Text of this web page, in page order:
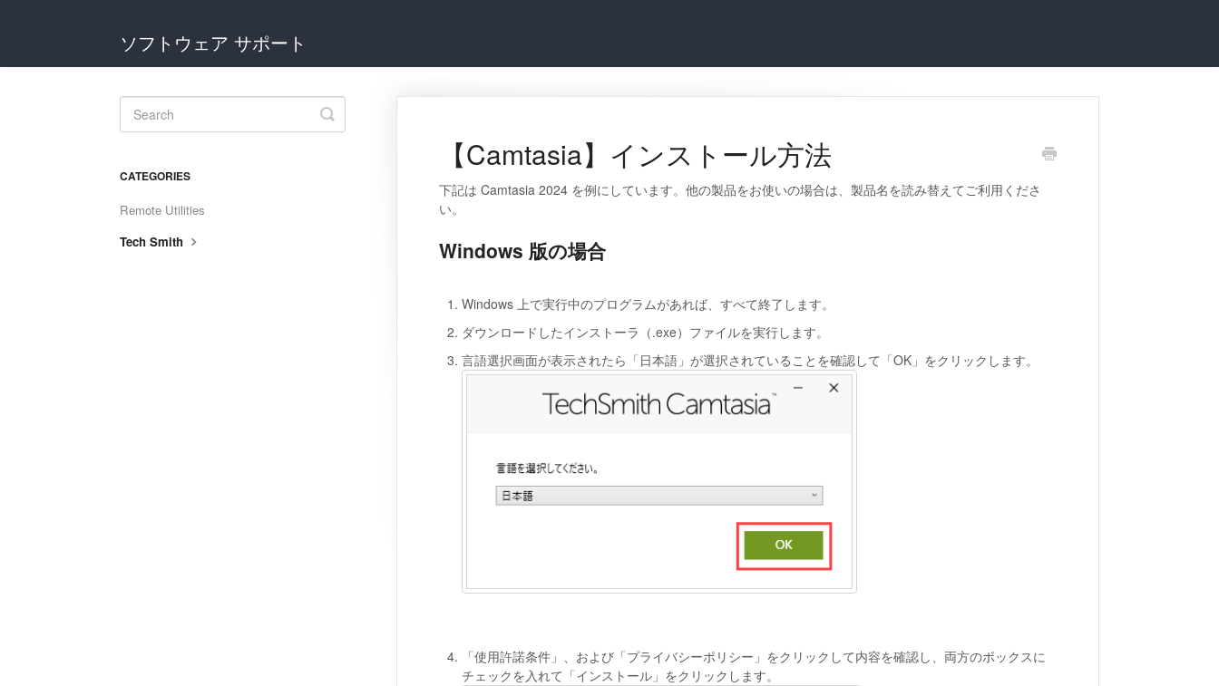
ソフトウェア サポート
【Camtasia】インストール方法
下記は Camtasia 2024 を例にしています。他の製品をお使いの場合は、製品名を読み替えてご利用くださ
い。
Windows 版の場合
Windows 上で実行中のプログラムがあれば、すべて終了します。
ダウンロードしたインストーラ（.exe）ファイルを実行します。
言語選択画面が表示されたら「日本語」が選択されていることを確認して「OK」をクリックします。
「使用許諾条件」、および「プライバシーポリシー」をクリックして内容を確認し、両方のボックスに
チェックを入れて「インストール」をクリックします。
Toggle
Search
CATEGORIES
Remote Utilities
Tech Smith